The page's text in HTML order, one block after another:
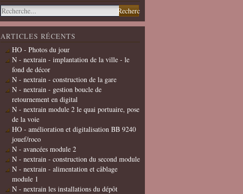
ARTICLES RÉCENTS
HO - Photos du jour
N - nextrain - implantation de la ville - le
fond de décor
N - nextrain - construction de la gare
N - nextrain - gestion boucle de
retournement en digital
N - nextrain module 2 le quai portuaire, pose
de la voie
HO - amélioration et digitalisation BB 9240
jouef/roco
N - avancées module 2
N - nextrain - construction du second module
N - nextrain - alimentation et câblage
module 1
N - nextrain les installations du dépôt